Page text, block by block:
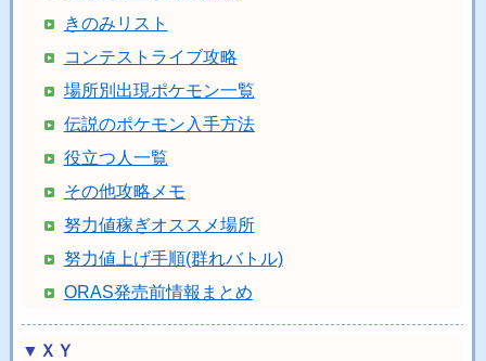
きのみリスト
コンテストライブ攻略
場所別出現ポケモン一覧
伝説のポケモン入手方法
役立つ人一覧
その他攻略メモ
努力値稼ぎオススメ場所
努力値上げ手順(群れバトル)
ORAS発売前情報まとめ
▼ＸＹ